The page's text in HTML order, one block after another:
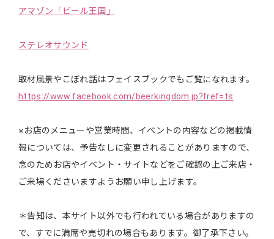
アマゾン「ビール王国」
ステレオサウンド
取材風景やこぼれ話はフェイスブックでもご覧になれます。
https://www.facebook.com/beerkingdom.jp?fref=ts
※お店のメニューや営業時間、イベントの内容などの掲載情
報については、予告なしに変更されることがありますので、
念のためお店やイベント・サイトなどをご確認の上ご来店・
ご来場くださいますようお願い申し上げます。
＊告知は、本サイト以外でも行われている場合がありますの
で、すでに満席や売切れの場合もあります。御了承下さい。